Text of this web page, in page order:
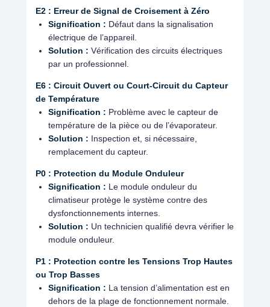
E2 : Erreur de Signal de Croisement à Zéro
Signification : Défaut dans la signalisation
électrique de l’appareil.
Solution : Vérification des circuits électriques
par un professionnel.
E6 : Circuit Ouvert ou Court-Circuit du Capteur
de Température
Signification : Problème avec le capteur de
température de la pièce ou de l’évaporateur.
Solution : Inspection et, si nécessaire,
remplacement du capteur.
P0 : Protection du Module Onduleur
Signification : Le module onduleur du
climatiseur protège le système contre des
dysfonctionnements internes.
Solution : Un technicien qualifié devra vérifier le
module onduleur.
P1 : Protection contre les Tensions Trop Hautes
ou Trop Basses
Signification : La tension d’alimentation est en
dehors de la plage de fonctionnement normale.